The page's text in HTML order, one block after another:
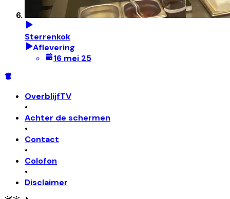
Sterrenkok
Aflevering
16 mei 25
OverblijfTV
•
Achter de schermen
•
Contact
•
Colofon
•
Disclaimer